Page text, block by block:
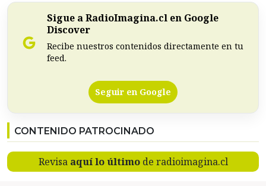
Sigue a RadioImagina.cl en Google
Discover
Recibe nuestros contenidos directamente en tu
feed.
Seguir en Google
CONTENIDO PATROCINADO
Revisa aquí lo últimode radioimagina.cl